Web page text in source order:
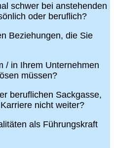
schwer bei anstehenden
oder beruflich?
Beziehungen, die Sie
/ in Ihrem Unternehmen
müssen?
beruflichen Sackgasse,
nicht weiter?
als Führungskraft